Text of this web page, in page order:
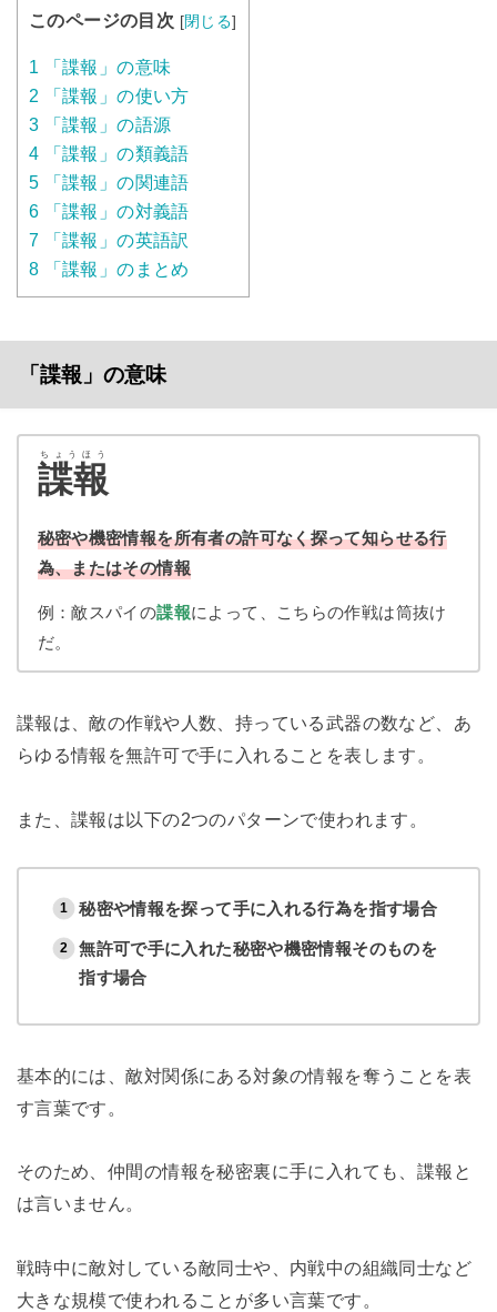
このページの目次 [閉じる]
1 「諜報」の意味
2 「諜報」の使い方
3 「諜報」の語源
4 「諜報」の類義語
5 「諜報」の関連語
6 「諜報」の対義語
7 「諜報」の英語訳
8 「諜報」のまとめ
「諜報」の意味
諜報
ちょうほう
秘密や機密情報を所有者の許可なく探って知らせる行
為、またはその情報
例：敵スパイの諜報によって、こちらの作戦は筒抜け
だ。
諜報は、敵の作戦や人数、持っている武器の数など、あ
らゆる情報を無許可で手に入れることを表します。
また、諜報は以下の2つのパターンで使われます。
秘密や情報を探って手に入れる行為を指す場合
無許可で手に入れた秘密や機密情報そのものを
指す場合
基本的には、敵対関係にある対象の情報を奪うことを表
す言葉です。
そのため、仲間の情報を秘密裏に手に入れても、諜報と
は言いません。
戦時中に敵対している敵同士や、内戦中の組織同士など
大きな規模で使われることが多い言葉です。